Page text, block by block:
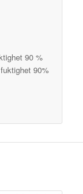
90 %
90%